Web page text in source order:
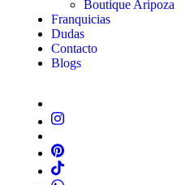
Boutique Aripoza
Franquicias
Dudas
Contacto
Blogs